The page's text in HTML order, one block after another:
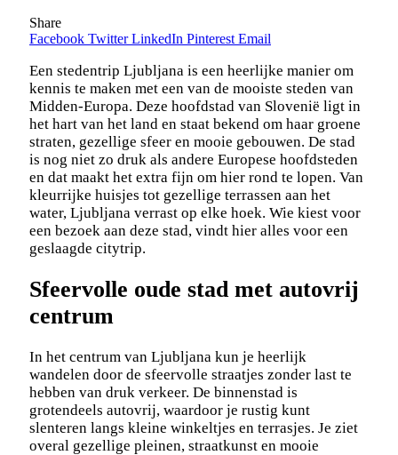
Share
Facebook Twitter LinkedIn Pinterest Email
Een stedentrip Ljubljana is een heerlijke manier om
kennis te maken met een van de mooiste steden van
Midden-Europa. Deze hoofdstad van Slovenië ligt in
het hart van het land en staat bekend om haar groene
straten, gezellige sfeer en mooie gebouwen. De stad
is nog niet zo druk als andere Europese hoofdsteden
en dat maakt het extra fijn om hier rond te lopen. Van
kleurrijke huisjes tot gezellige terrassen aan het
water, Ljubljana verrast op elke hoek. Wie kiest voor
een bezoek aan deze stad, vindt hier alles voor een
geslaagde citytrip.
Sfeervolle oude stad met autovrij
centrum
In het centrum van Ljubljana kun je heerlijk
wandelen door de sfeervolle straatjes zonder last te
hebben van druk verkeer. De binnenstad is
grotendeels autovrij, waardoor je rustig kunt
slenteren langs kleine winkeltjes en terrasjes. Je ziet
overal gezellige pleinen, straatkunst en mooie